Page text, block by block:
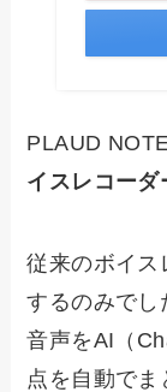
PLAUD
イスレコーダ
従来のボイス
するのみでし
音声をAI（
点を自動でま